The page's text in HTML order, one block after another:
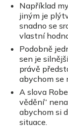
Například
jiným je
snadno se
vlastní
Podobně
sen je
právě
abychom se
A slova
vědění“
abychom si
situace.